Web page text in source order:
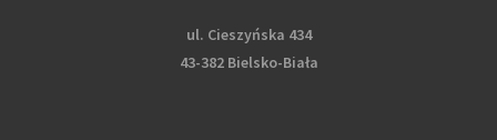
ul. Cieszyńska 434
43-382 Bielsko-Biała